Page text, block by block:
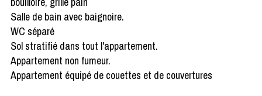
Salle de bain avec baignoire.
WC séparé
Sol stratifié dans tout l'appartement.
Appartement non fumeur.
Appartement équipé de couettes et de couvertures